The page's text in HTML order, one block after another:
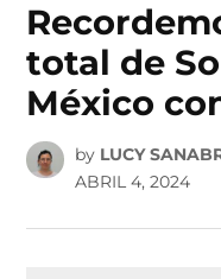
total de
México
by LUCY
ABRIL 4, 2024